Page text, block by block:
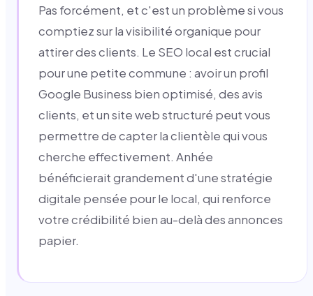
Pas forcément, et c'est un problème si vous
comptiez sur la visibilité organique pour
attirer des clients. Le SEO local est crucial
pour une petite commune : avoir un profil
Google Business bien optimisé, des avis
clients, et un site web structuré peut vous
permettre de capter la clientèle qui vous
cherche effectivement. Anhée
bénéficierait grandement d'une stratégie
digitale pensée pour le local, qui renforce
votre crédibilité bien au-delà des annonces
papier.